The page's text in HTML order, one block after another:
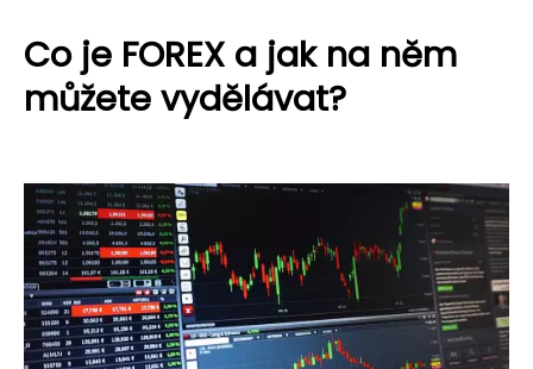
Co je FOREX a jak na něm
můžete vydělávat?